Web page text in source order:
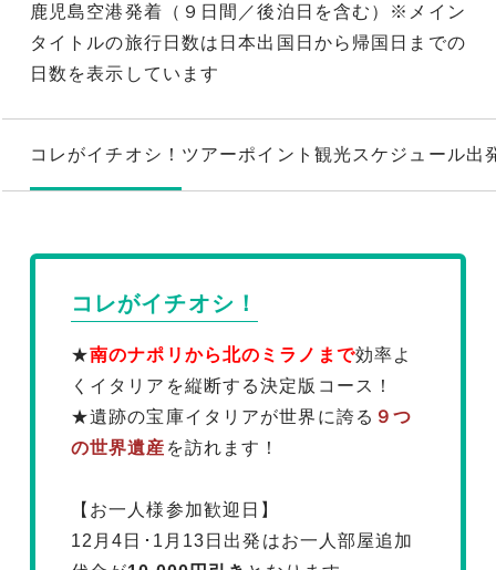
鹿児島空港発着（９日間／後泊日を含む）※メイン
タイトルの旅行日数は日本出国日から帰国日までの
日数を表示しています
コレがイチオシ！ ツアーポイント 観光スケジュール出
コレがイチオシ！
★南のナポリから北のミラノまで効率よ
くイタリアを縦断する決定版コース！
★遺跡の宝庫イタリアが世界に誇る ９つ
の世界遺産 を訪れます！
【お一人様参加歓迎日】
12月4日･1月13日出発はお一人部屋追加